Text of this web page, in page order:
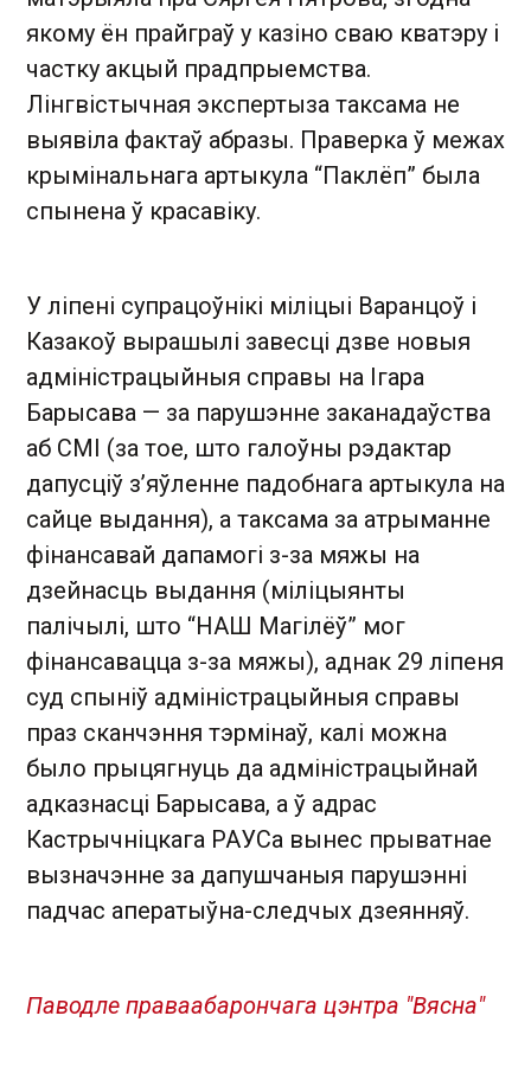
якому ён прайграў у казіно сваю кватэру і
частку акцый прадпрыемства.
Лінгвістычная экспертыза таксама не
выявіла фактаў абразы. Праверка ў межах
крымінальнага артыкула “Паклёп” была
спынена ў красавіку.
У ліпені супрацоўнікі міліцыі Варанцоў і
Казакоў вырашылі завесці дзве новыя
адміністрацыйныя справы на Ігара
Барысава — за парушэнне заканадаўства
аб СМІ (за тое, што галоўны рэдактар
дапусціў з’яўленне падобнага артыкула на
сайце выдання), а таксама за атрыманне
фінансавай дапамогі з-за мяжы на
дзейнасць выдання (міліцыянты
палічылі, што “НАШ Магілёў” мог
фінансавацца з-за мяжы), аднак 29 ліпеня
суд спыніў адміністрацыйныя справы
праз сканчэння тэрмінаў, калі можна
было прыцягнуць да адміністрацыйнай
адказнасці Барысава, а ў адрас
Кастрычніцкага РАУСа вынес прыватнае
вызначэнне за дапушчаныя парушэнні
падчас аператыўна-следчых дзеянняў.
Паводле праваабарончага цэнтра "Вясна"